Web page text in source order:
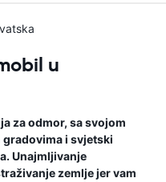
u
za odmor, sa svojom
i svjetski
Unajmljivanje
zemlje jer vam